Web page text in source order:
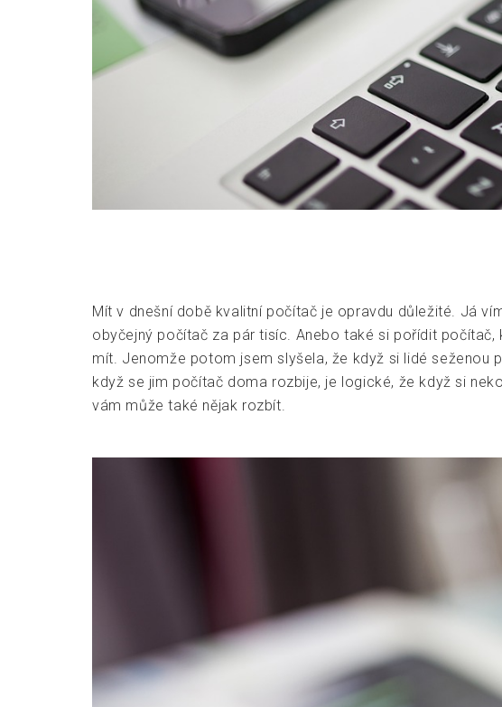
Mít v dnešní době kvalitní počítač je opravdu důležité. Já
obyčejný počítač za pár tisíc. Anebo také si pořídit
mít. Jenomže potom jsem slyšela, že když si lidé seženou
když se jim počítač doma rozbije, je logické, že když si
vám může také nějak rozbít.